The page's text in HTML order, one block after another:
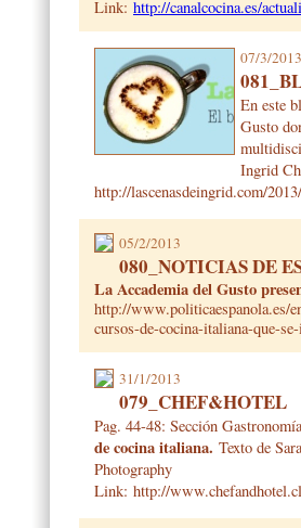
Link: http://canalcocina.es/
07/3/2013
En este
Gusto
Ingrid
http://lascenasdeingrid.com/
05/2/2013
080_NOTICIAS DE
La Accademia del Gusto
http://www.politicaespanola.es/
cursos-de-cocina-italiana-que-
31/1/2013
079_CHEF&HOTEL
Pag. 44-48: Sección
de cocina italiana. Texto de
Photography
Link: http://